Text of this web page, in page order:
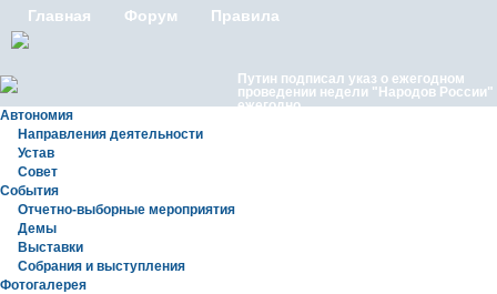
Главная Форум Правила
Автономия
Направления деятельности
Устав
Совет
События
Отчетно-выборные мероприятия
Демы
Выставки
Собрания и выступления
Фотогалерея
Путин подписал указ о ежегодном
проведении недели "Народов России"
ежегодно